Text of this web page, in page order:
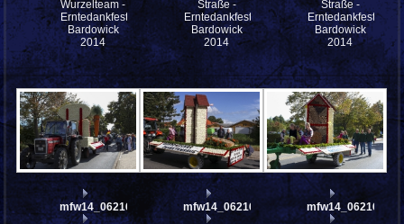
Wurzelteam -
Erntedankfestes
Bardowick
2014
Straße -
Erntedankfestes
Bardowick
2014
Straße -
Erntedankfestes
Bardowick
2014
mfw14_062169
mfw14_062166
mfw14_062165